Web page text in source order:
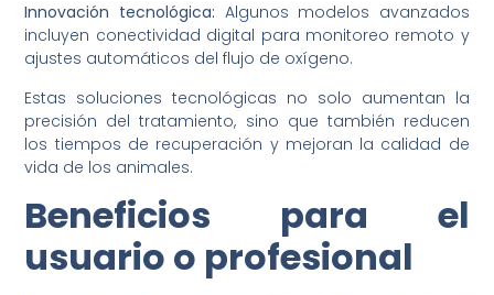
Innovación tecnológica: Algunos modelos avanzados
incluyen conectividad digital para monitoreo remoto y
ajustes automáticos del flujo de oxígeno.
Estas soluciones tecnológicas no solo aumentan la
precisión del tratamiento, sino que también reducen
los tiempos de recuperación y mejoran la calidad de
vida de los animales.
Beneficios para el
usuario o profesional